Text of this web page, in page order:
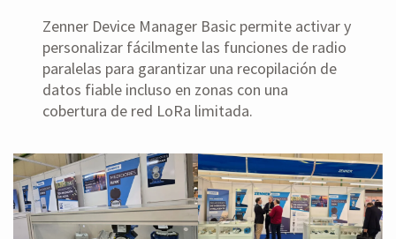
Zenner Device Manager Basic permite activar y
personalizar fácilmente las funciones de radio
paralelas para garantizar una recopilación de
datos fiable incluso en zonas con una
cobertura de red LoRa limitada.